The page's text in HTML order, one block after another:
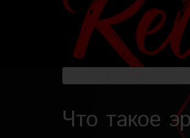
Что такое